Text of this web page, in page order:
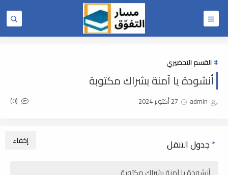
القسم التحضيري
أنشودة يا آمنة بشراك مكتوبة
admin 27 أكتوبر 2024 (0)
جدول التنقل